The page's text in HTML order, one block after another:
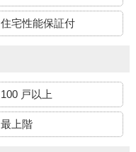
住宅性能保証付
100 戸以上
最上階